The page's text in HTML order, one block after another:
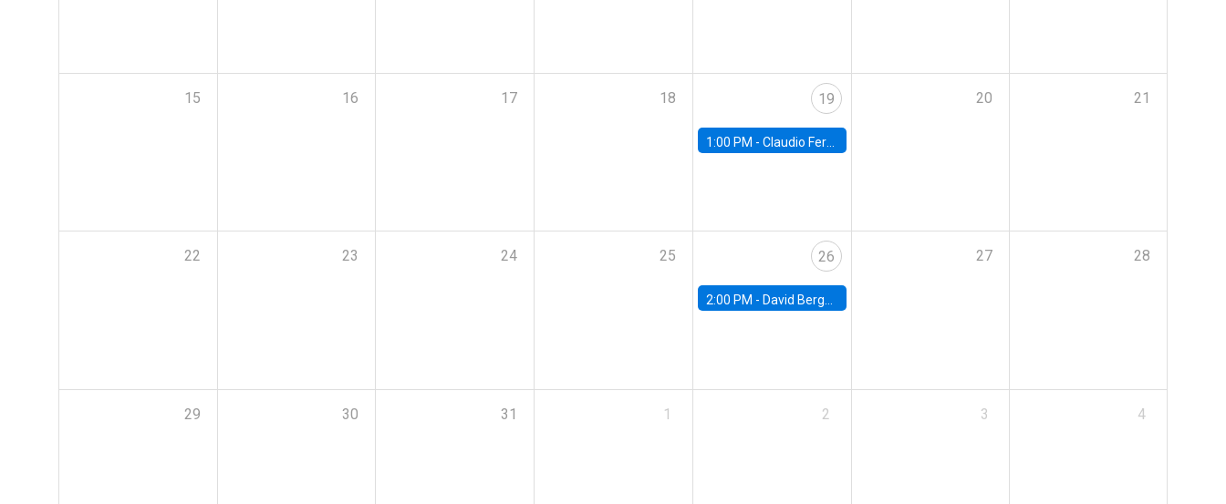
15 16 17 18 19
1:00 PM - Claudio Ferraz, British Columbia
20 21
22 23 24 25 26
2:00 PM - David Berger, Duke
27 28
29 30 31 1 2 3 4